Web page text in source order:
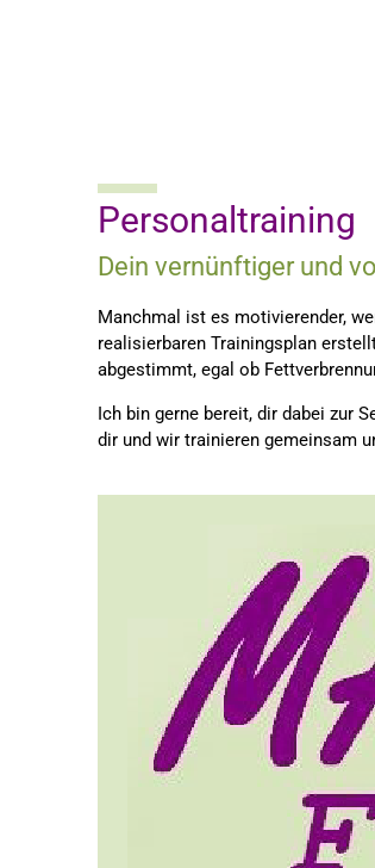
Personaltraining
Dein vernünftiger und
Manchmal ist es motivierender,
realisierbaren Trainingsplan
abgestimmt, egal ob
Ich bin gerne bereit, dir dabei zur
dir und wir trainieren gemeinsam